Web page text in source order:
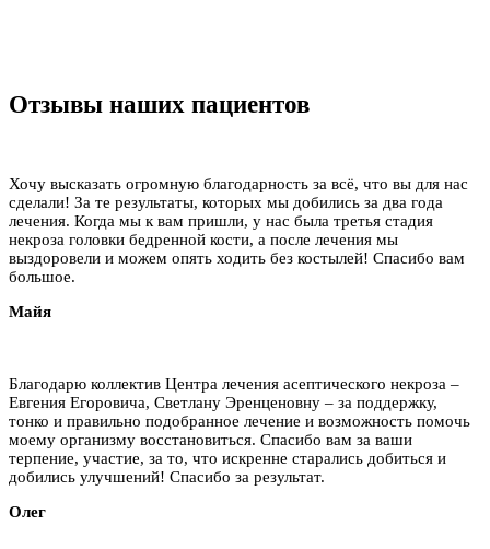
Отзывы наших пациентов
Хочу высказать огромную благодарность за всё, что вы для нас
сделали! За те результаты, которых мы добились за два года
лечения. Когда мы к вам пришли, у нас была третья стадия
некроза головки бедренной кости, а после лечения мы
выздоровели и можем опять ходить без костылей! Спасибо вам
большое.
Майя
Благодарю коллектив Центра лечения асептического некроза –
Евгения Егоровича, Светлану Эренценовну – за поддержку,
тонко и правильно подобранное лечение и возможность помочь
моему организму восстановиться. Спасибо вам за ваши
терпение, участие, за то, что искренне старались добиться и
добились улучшений! Спасибо за результат.
Олег